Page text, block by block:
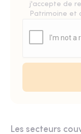
j'accepte de
Patrimoine et
Les secteurs